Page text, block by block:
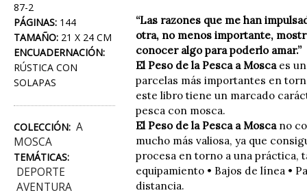
87-2
PÁGINAS: 144
TAMAÑO: 21 X 24 CM
ENCUADERNACIÓN:
RÚSTICA CON
SOLAPAS
COLECCIÓN: A
MOSCA
TEMÁTICAS:
DEPORTE
AVENTURA
“Las razones que me han
otra, no menos importante,
conocer algo para poderlo amar.”
El Peso de la Pesca a Moscaes un
parcelas más importantes en
este libro tiene un marcado
pesca con mosca.
El Peso de la Pesca a Moscano
mucho más valiosa, ya que
procesa en torno a una práctica,
equipamiento • Bajos de línea •
distancia.